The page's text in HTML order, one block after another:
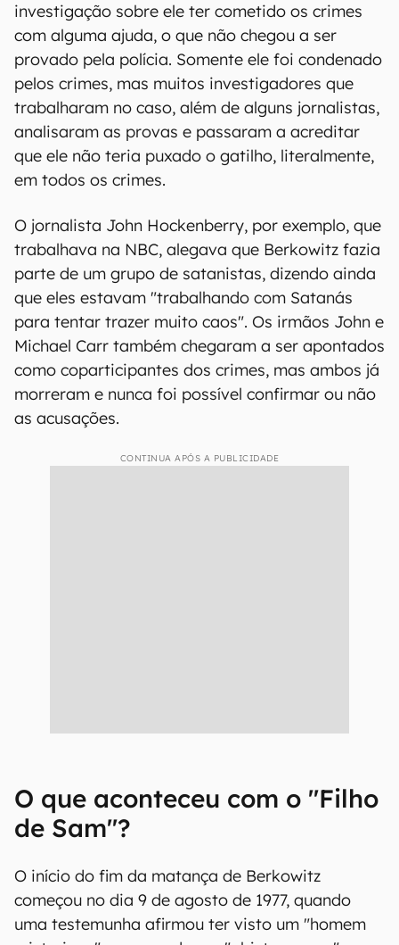
investigação sobre ele ter cometido os crimes
com alguma ajuda, o que não chegou a ser
provado pela polícia. Somente ele foi condenado
pelos crimes, mas muitos investigadores que
trabalharam no caso, além de alguns jornalistas,
analisaram as provas e passaram a acreditar
que ele não teria puxado o gatilho, literalmente,
em todos os crimes.
O jornalista John Hockenberry, por exemplo, que
trabalhava na NBC, alegava que Berkowitz fazia
parte de um grupo de satanistas, dizendo ainda
que eles estavam "trabalhando com Satanás
para tentar trazer muito caos". Os irmãos John e
Michael Carr também chegaram a ser apontados
como coparticipantes dos crimes, mas ambos já
morreram e nunca foi possível confirmar ou não
as acusações.
CONTINUA APÓS A PUBLICIDADE
O que aconteceu com o "Filho
de Sam"?
O início do fim da matança de Berkowitz
começou no dia 9 de agosto de 1977, quando
uma testemunha afirmou ter visto um "homem